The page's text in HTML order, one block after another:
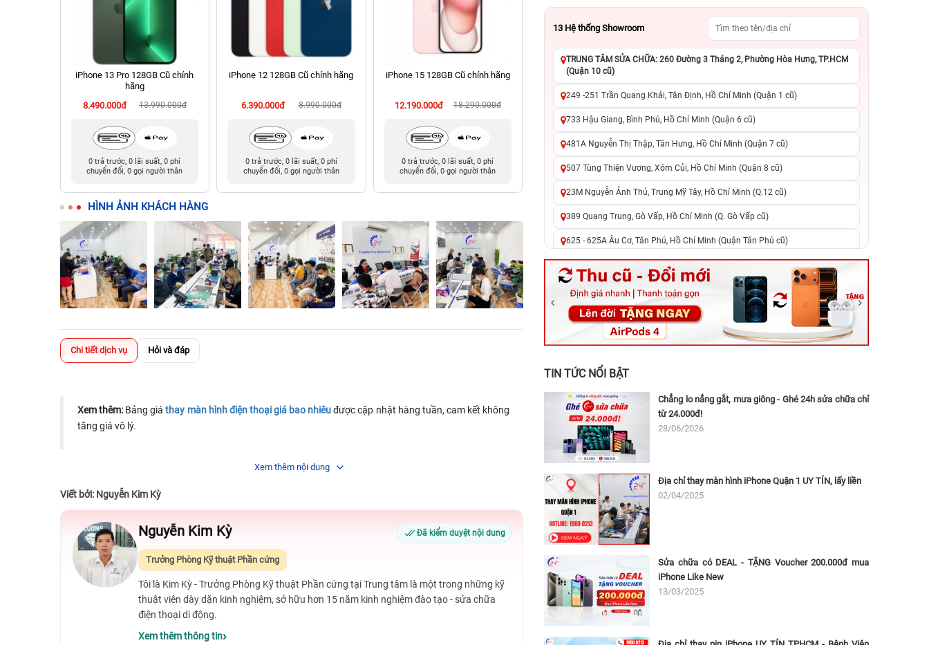
iPhone 13 Pro 128GB Cũ chính
hãng
8.490.000đ
13.990.000đ
0 trả trước, 0 lãi suất, 0 phí
chuyển đổi, 0 gọi người thân
iPhone 12 128GB Cũ chính hãng
6.390.000đ 8.990.000đ
0 trả trước, 0 lãi suất, 0 phí
chuyển đổi, 0 gọi người thân
iPhone 15 128GB Cũ chính hãng
12.190.000đ 18.290.000đ
0 trả trước, 0 lãi suất, 0 phí
chuyển đổi, 0 gọi người thân
iPhone 14 Pro Max 512GB cũ
chính hãng
16.490.000đ
24.990.000đ
chuyển đổi, 0 gọi người thân
hãng
4.490.000đ
10.990.000đ
chuyển đổi, 0 gọi người thân
HÌNH ẢNH KHÁCH HÀNG
Chi tiết dịch vụ Hỏi và đáp
Xem thêm: Bảng giáthay màn hình điện thoại giá bao nhiêuđược cập nhật hàng tuần, cam kết không
tăng giá vô lý.
Xem thêm nội dung
Viết bởi: Nguyễn Kim Kỳ
Nguyễn Kim Kỳ Đã kiểm duyệt nội dung
Trưởng Phòng Kỹ thuật Phần cứng
Tôi là Kim Kỳ - Trưởng Phòng Kỹ thuật Phần cứng tại Trung tâm là một trong những kỹ
thuật viên dày dặn kinh nghiệm, sở hữu hơn 15 năm kinh nghiệm đào tạo - sửa chữa
điện thoại di động.
Xem thêm thông tin
13 Hệ thống Showroom
TRUNG TÂM SỬA CHỮA: 260 Đường 3 Tháng 2, Phường Hòa Hưng, TP.HCM
(Quận 10 cũ)
249 -251 Trần Quang Khải, Tân Định, Hồ Chí Minh (Quận 1 cũ)
733 Hậu Giang, Bình Phú, Hồ Chí Minh (Quận 6 cũ)
481A Nguyễn Thị Thập, Tân Hưng, Hồ Chí Minh (Quận 7 cũ)
507 Tùng Thiện Vương, Xóm Củi, Hồ Chí Minh (Quận 8 cũ)
23M Nguyễn Ảnh Thủ, Trung Mỹ Tây, Hồ Chí Minh (Q.12 cũ)
389 Quang Trung, Gò Vấp, Hồ Chí Minh (Q. Gò Vấp cũ)
625 - 625A Âu Cơ, Tân Phú, Hồ Chí Minh (Quận Tân Phú cũ)
326 Lê Văn Việt, Tăng Nhơn Phú, Hồ Chí Minh (Q.9 TP. Thủ Đức cũ)
256 Võ Văn Ngân, Thủ Đức, Hồ Chí Minh (Bình Thọ, TP. Thủ Đức Cũ)
70 Nguyễn An Ninh, Dĩ An, Hồ Chí Minh (Bình Dương Cũ)
24h Vũng Tàu: 162A Ba Cu, Vũng Tàu, Hồ Chí Minh (TP. Vũng Tàu cũ)
TIN TỨC NỔI BẬT
Chẳng lo nắng gắt, mưa giông - Ghé 24h sửa chữa chỉ
từ 24.000đ!
28/06/2026
Địa chỉ thay màn hình iPhone Quận 1 UY TÍN, lấy liền
02/04/2025
Sửa chữa có DEAL - TẶNG Voucher 200.000đ mua
iPhone Like New
13/03/2025